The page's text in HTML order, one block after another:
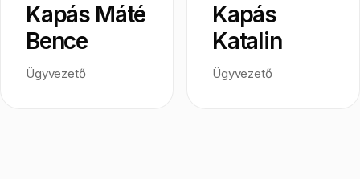
Kapás Máté
Bence
Ügyvezető
Kapás
Katalin
Ügyvezető